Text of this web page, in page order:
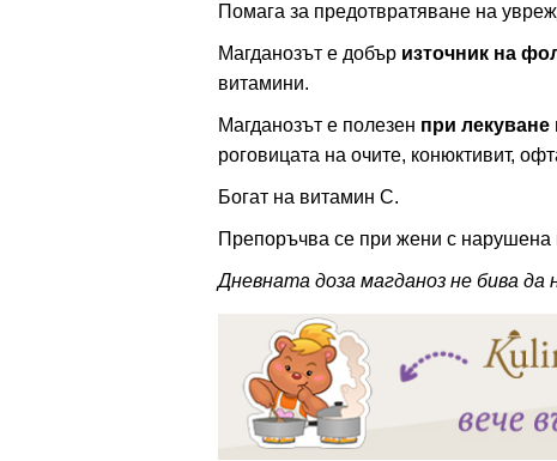
Помага за предотвратяване на
Магданозът е добър източник на
витамини.
Магданозът е полезен при лекуване
роговицата на очите, конюктивит,
Богат на витамин С.
Препоръчва се при жени с нарушена
Дневната доза магданоз не бива